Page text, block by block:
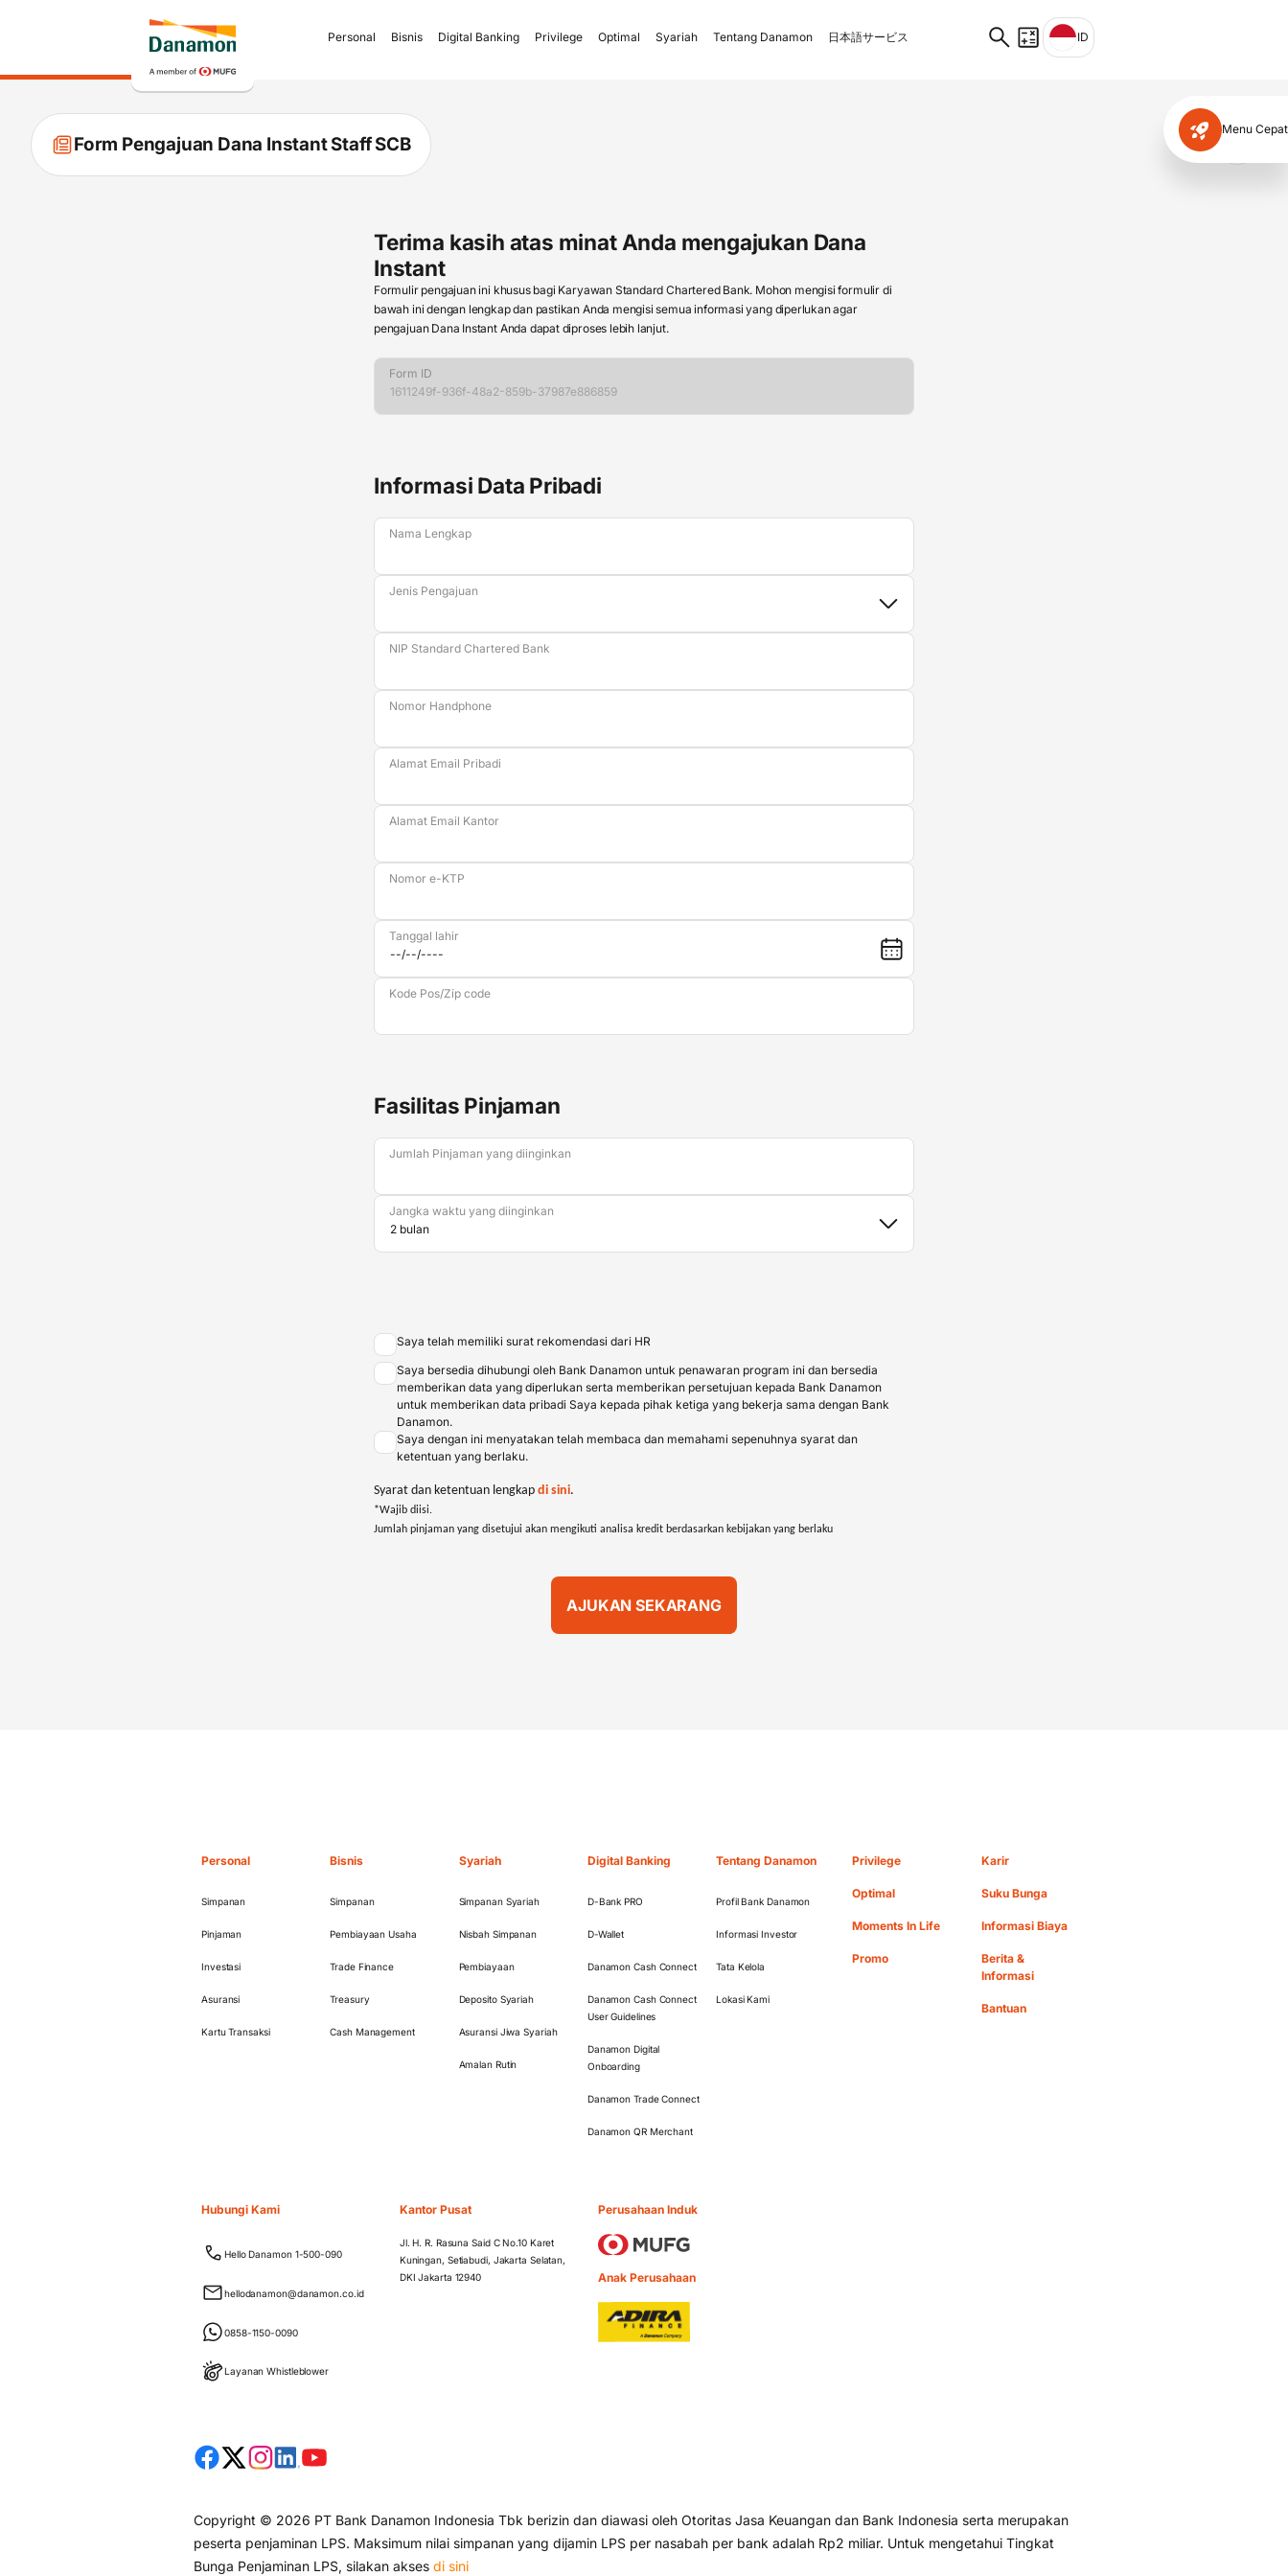
Personal Bisnis Digital Banking Privilege Optimal Syariah Tentang Danamon 日本語サービス ID
Menu Cepat
Form Pengajuan Dana Instant Staff SCB
Terima kasih atas minat Anda mengajukan Dana
Instant
Formulir pengajuan ini khusus bagi Karyawan Standard Chartered Bank. Mohon mengisi formulir di
bawah ini dengan lengkap dan pastikan Anda mengisi semua informasi yang diperlukan agar
pengajuan Dana Instant Anda dapat diproses lebih lanjut.
Form ID
Informasi Data Pribadi
Nama Lengkap
Jenis Pengajuan
NIP Standard Chartered Bank
Nomor Handphone
Alamat Email Pribadi
Alamat Email Kantor
Nomor e-KTP
Tanggal lahir
Kode Pos/Zip code
Fasilitas Pinjaman
Jumlah Pinjaman yang diinginkan
Jangka waktu yang diinginkan
Saya telah memiliki surat rekomendasi dari HR
Saya bersedia dihubungi oleh Bank Danamon untuk penawaran program ini dan bersedia
memberikan data yang diperlukan serta memberikan persetujuan kepada Bank Danamon
untuk memberikan data pribadi Saya kepada pihak ketiga yang bekerja sama dengan Bank
Danamon.
Saya dengan ini menyatakan telah membaca dan memahami sepenuhnya syarat dan
ketentuan yang berlaku.
Syarat dan ketentuan lengkap di sini.
*Wajib diisi.
Jumlah pinjaman yang disetujui akan mengikuti analisa kredit berdasarkan kebijakan yang berlaku
Personal
Simpanan
Pinjaman
Investasi
Asuransi
Kartu Transaksi
Bisnis
Simpanan
Pembiayaan Usaha
Trade Finance
Treasury
Cash Management
Syariah
Simpanan Syariah
Nisbah Simpanan
Pembiayaan
Deposito Syariah
Asuransi Jiwa Syariah
Amalan Rutin
Digital Banking
D-Bank PRO
D-Wallet
Danamon Cash Connect
Danamon Cash Connect
User Guidelines
Danamon Digital
Onboarding
Danamon Trade Connect
Danamon QR Merchant
Tentang Danamon
Profil Bank Danamon
Informasi Investor
Tata Kelola
Lokasi Kami
Privilege
Optimal
Moments In Life
Promo
Karir
Suku Bunga
Informasi Biaya
Berita &
Informasi
Bantuan
Hubungi Kami
Hello Danamon 1-500-090
hellodanamon@danamon.co.id
0858-1150-0090
Layanan Whistleblower
Kantor Pusat
Jl. H. R. Rasuna Said C No.10 Karet
Kuningan, Setiabudi, Jakarta Selatan,
DKI Jakarta 12940
Perusahaan Induk
Anak Perusahaan
Copyright © 2026 PT Bank Danamon Indonesia Tbk berizin dan diawasi oleh Otoritas Jasa Keuangan dan Bank Indonesia serta merupakan
peserta penjaminan LPS. Maksimum nilai simpanan yang dijamin LPS per nasabah per bank adalah Rp2 miliar. Untuk mengetahui Tingkat
Bunga Penjaminan LPS, silakan akses di sini